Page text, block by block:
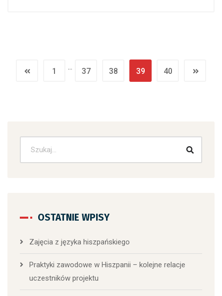
1 … 37 38 39 40
OSTATNIE WPISY
Zajęcia z języka hiszpańskiego
Praktyki zawodowe w Hiszpanii – kolejne relacje
uczestników projektu